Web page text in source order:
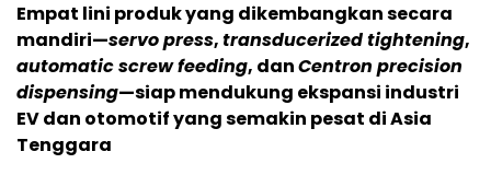
Empat lini produk yang dikembangkan secara
mandiri—servo press,transducerized tightening,
automatic screw feeding, danCentron precision
dispensing—siap mendukung ekspansi industri
EV dan otomotif yang semakin pesat di Asia
Tenggara